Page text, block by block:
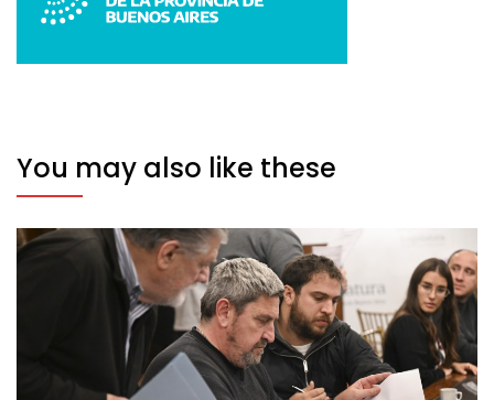
You may also like these